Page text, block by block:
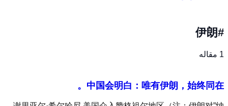
#伊朗
1 مقاله
中国会明白：唯有伊朗，始终同在。